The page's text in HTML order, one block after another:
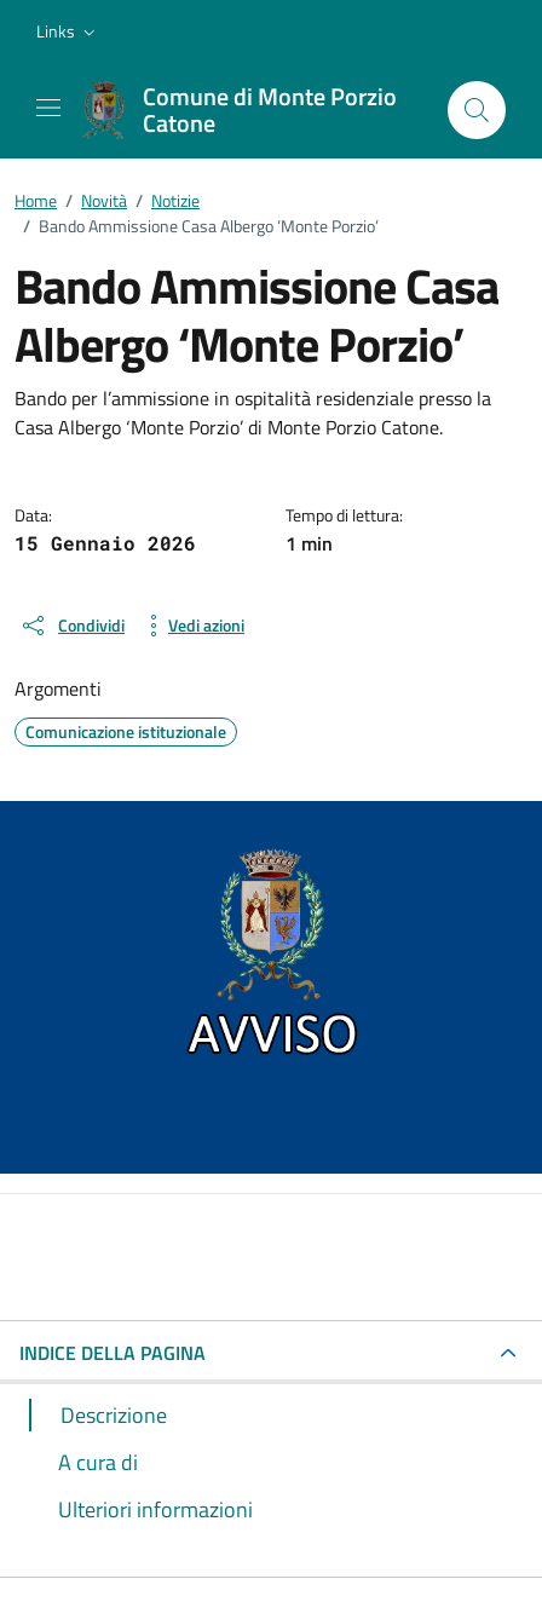
Links
Comune di Monte Porzio
Catone
Home / Novità / Notizie
/ Bando Ammissione Casa Albergo ‘Monte Porzio’
Bando Ammissione Casa
Albergo ‘Monte Porzio’
Dettagli della notizia
Bando per l’ammissione in ospitalità residenziale presso la
Casa Albergo ‘Monte Porzio’ di Monte Porzio Catone.
Data:
15 Gennaio 2026
Tempo di lettura:
1 min
Condividi Vedi azioni
Argomenti
Comunicazione istituzionale
INDICE DELLA PAGINA
Descrizione
A cura di
Ulteriori informazioni